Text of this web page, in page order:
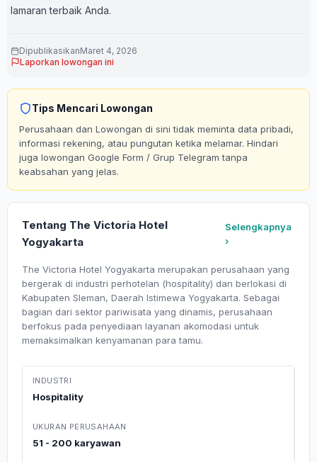
lamaran terbaik Anda.
DipublikasikanMaret 4, 2026
Laporkan lowongan ini
Tips Mencari Lowongan
Perusahaan dan Lowongan di sini tidak meminta data pribadi,
informasi rekening, atau pungutan ketika melamar. Hindari
juga lowongan Google Form / Grup Telegram tanpa
keabsahan yang jelas.
Tentang The Victoria Hotel
Yogyakarta
Selengkapnya
›
The Victoria Hotel Yogyakarta merupakan perusahaan yang
bergerak di industri perhotelan (hospitality) dan berlokasi di
Kabupaten Sleman, Daerah Istimewa Yogyakarta. Sebagai
bagian dari sektor pariwisata yang dinamis, perusahaan
berfokus pada penyediaan layanan akomodasi untuk
memaksimalkan kenyamanan para tamu.
INDUSTRI
Hospitality
UKURAN PERUSAHAAN
51 - 200 karyawan